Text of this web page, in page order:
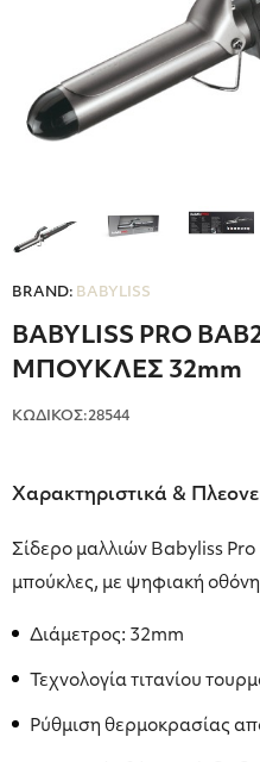
BRAND: BABYLISS
BABYLISS PRO
ΜΠΟΥΚΛΕΣ 32mm
ΚΩΔΙΚΟΣ:28544
Χαρακτηριστικά &
Σίδερο μαλλιών Babyliss
μπούκλες, με ψηφιακή
Διάμετρος: 32mm
Τεχνολογία τιτανίου
Ρύθμιση θερμοκρασίας